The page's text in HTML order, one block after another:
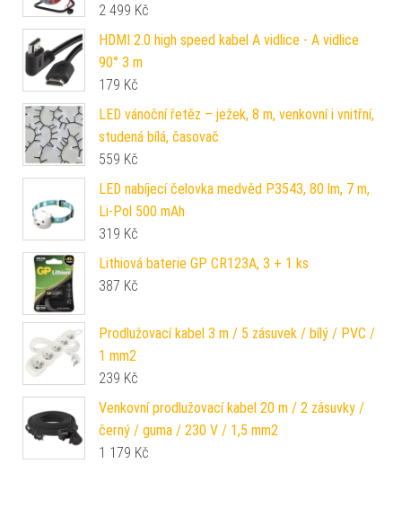
2 499 Kč
HDMI 2.0 high speed kabel A vidlice - A vidlice
90° 3 m
179 Kč
LED vánoční řetěz – ježek, 8 m, venkovní i vnitřní,
studená bílá, časovač
559 Kč
LED nabíjecí čelovka medvěd P3543, 80 lm, 7 m,
Li-Pol 500 mAh
319 Kč
Lithiová baterie GP CR123A, 3 + 1 ks
387 Kč
Prodlužovací kabel 3 m / 5 zásuvek / bílý / PVC /
1 mm2
239 Kč
Venkovní prodlužovací kabel 20 m / 2 zásuvky /
černý / guma / 230 V / 1,5 mm2
1 179 Kč